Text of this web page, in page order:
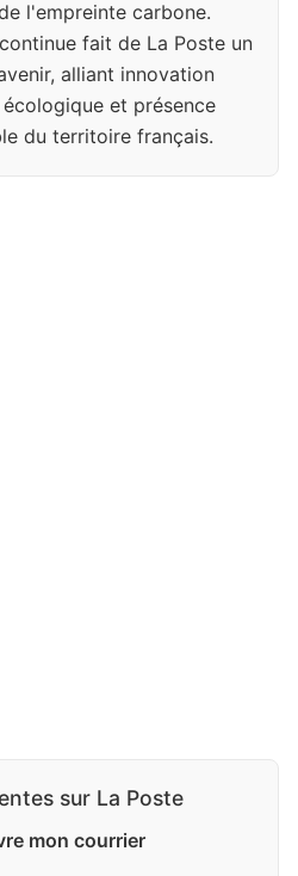
l'empreinte carbone.
fait de La Poste un
alliant innovation
et présence
du territoire français.
sur La Poste
mon courrier